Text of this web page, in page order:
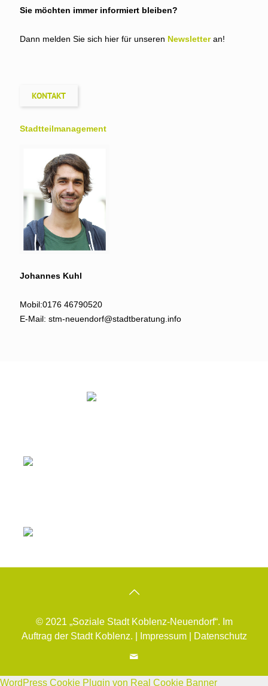
Sie möchten immer informiert bleiben?
Dann melden Sie sich hier für unseren Newsletteran!
KONTAKT
Stadtteil­management
Johannes Kuhl
Mobil:0176 46790520
E-Mail: stm-neuendorf@stadtberatung.info
© 2021 „Soziale Stadt Koblenz-Neuendorf“. Im
Auftrag der Stadt Koblenz. |
Impressum| Datenschutz
WordPress Cookie Plugin von Real Cookie Banner